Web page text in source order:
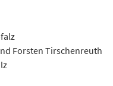
Forsten Tirschenreuth